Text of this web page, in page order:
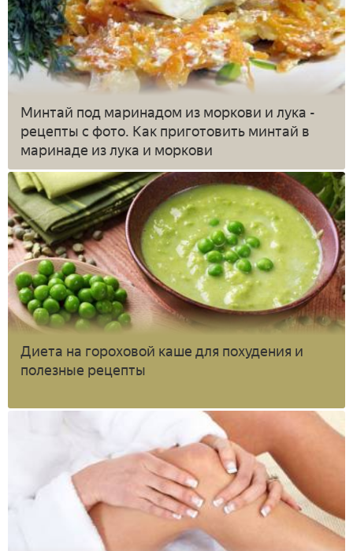
Минтай под маринадом из моркови и лука -
рецепты с фото. Как приготовить минтай в
маринаде из лука и моркови
Диета на гороховой каше для похудения и
полезные рецепты